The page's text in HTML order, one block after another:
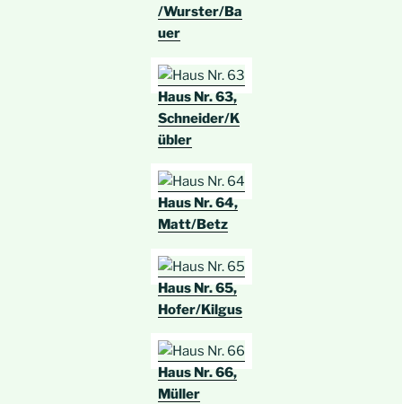
/Wurster/Ba
uer
Haus Nr. 63,
Schneider/K
übler
Haus Nr. 64,
Matt/Betz
Haus Nr. 65,
Hofer/Kilgus
Haus Nr. 66,
Müller